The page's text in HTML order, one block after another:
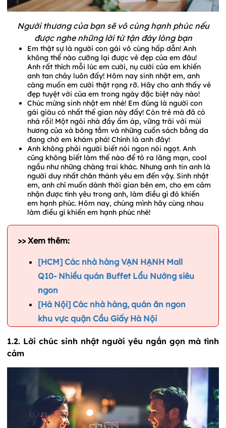
Người thương của bạn sẽ vô cùng hạnh phúc nếu
được nghe những lời từ tận đáy lòng bạn
Em thật sự là người con gái vô cùng hấp dẫn! Anh
không thể nào cưỡng lại được vẻ đẹp của em đâu!
Anh rất thích mỗi lúc em cười, nụ cười của em khiến
anh tan chảy luôn đấy! Hôm nay sinh nhật em, anh
càng muốn em cười thật rạng rỡ. Hãy cho anh thấy vẻ
đẹp tuyệt vời của em trong ngày đặc biệt này nào!
Chúc mừng sinh nhật em nhé! Em đúng là người con
gái giàu có nhất thế gian này đấy! Còn trẻ mà đã có
nhà rồi! Một ngôi nhà đầy ấm áp, vững trãi với mùi
hương của xà bông tắm và những cuốn sách bằng da
đang chờ em khám phá! Chính là anh đây!
Anh không phải người biết nói ngon nói ngọt. Anh
cũng không biết làm thế nào để tỏ ra lãng mạn, cool
ngầu như những chàng trai khác. Nhưng anh tin anh là
người duy nhất chân thành yêu em đến vậy. Sinh nhật
em, anh chỉ muốn dành thời gian bên em, cho em cảm
nhận được tình yêu trong anh, làm điều gì đó khiến
em hạnh phúc. Hôm nay, chúng mình hãy cùng nhau
làm điều gì khiến em hạnh phúc nhé!
>> Xem thêm:
[HCM] Các nhà hàng VẠN HẠNH Mall
Q10- Nhiều quán Buffet Lẩu Nướng siêu
ngon
[Hà Nội] Các nhà hàng, quán ăn ngon
khu vực quận Cầu Giấy Hà Nội
1.2. Lời chúc sinh nhật người yêu ngắn gọn mà tình
cảm